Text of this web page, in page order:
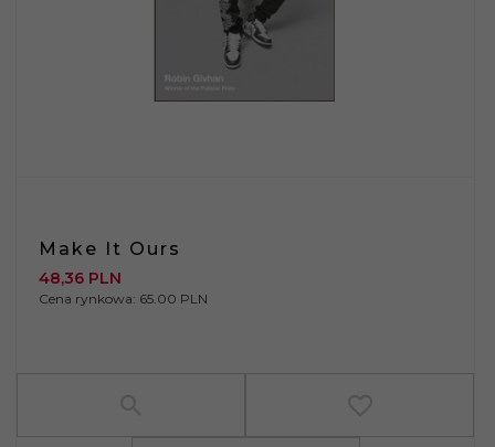
Make It Ours
48,36 PLN
Cena rynkowa: 65.00 PLN